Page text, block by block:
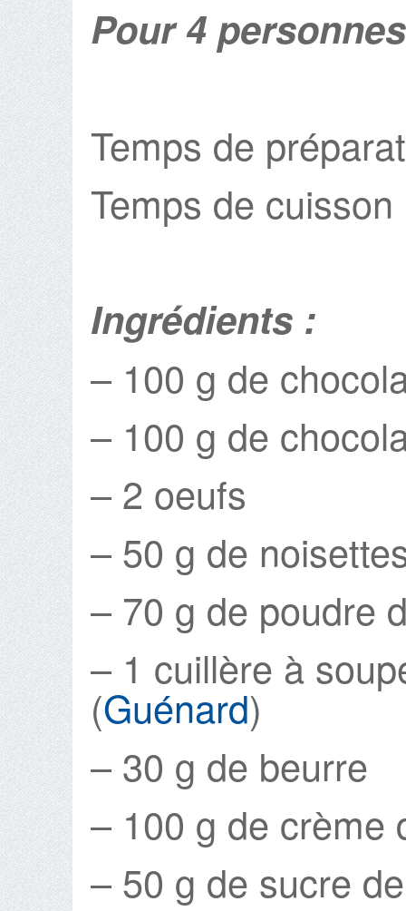
Pour 4 personnes
Temps de
Temps de
Ingrédients :
– 100 g de
– 100 g de
– 2 oeufs
– 50 g de
– 70 g de poudre
– 1 cuillère à
(Guénard)
– 30 g de beurre
– 100 g de crème
– 50 g de sucre